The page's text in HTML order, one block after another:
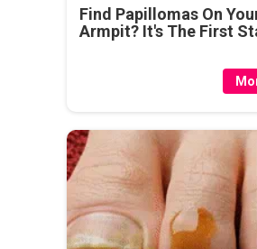
Find Papillomas On
Armpit? It's The First